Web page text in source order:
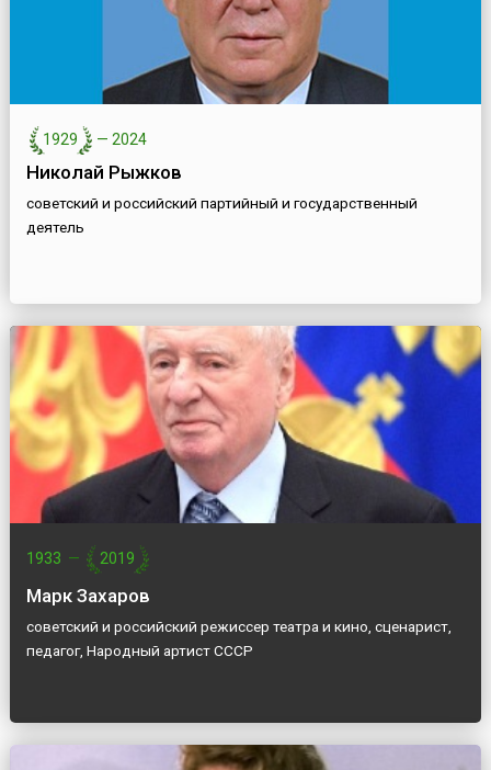
1929 — 2024
Николай Рыжков
советский и российский партийный и государственный
деятель
1933 — 2019
Марк Захаров
советский и российский режиссер театра и кино, сценарист,
педагог, Народный артист СССР